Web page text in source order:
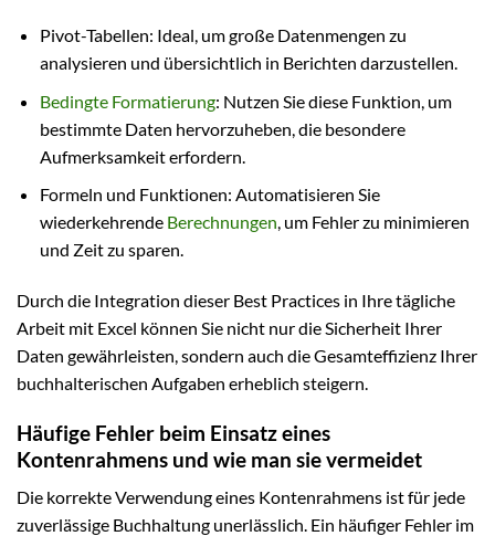
Pivot-Tabellen: Ideal, um große Datenmengen zu
analysieren und übersichtlich in Berichten darzustellen.
Bedingte Formatierung: Nutzen Sie diese Funktion, um
bestimmte Daten hervorzuheben, die besondere
Aufmerksamkeit erfordern.
Formeln und Funktionen: Automatisieren Sie
wiederkehrende Berechnungen, um Fehler zu minimieren
und Zeit zu sparen.
Durch die Integration dieser Best Practices in Ihre tägliche
Arbeit mit Excel können Sie nicht nur die Sicherheit Ihrer
Daten gewährleisten, sondern auch die Gesamteffizienz Ihrer
buchhalterischen Aufgaben erheblich steigern.
Häufige Fehler beim Einsatz eines
Kontenrahmens und wie man sie vermeidet
Die korrekte Verwendung eines Kontenrahmens ist für jede
zuverlässige Buchhaltung unerlässlich. Ein häufiger Fehler im